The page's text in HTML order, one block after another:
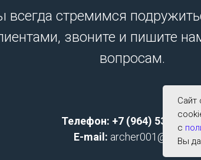
всегда стремимся
звоните и пишите
вопросам.
Телефон: +7 (964) 533-
E-mail: archer001@list.ru
Сайт
с
Вы